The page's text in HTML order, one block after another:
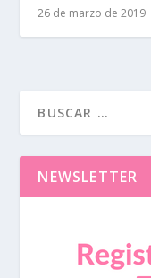
26 de marzo de 2019
NEWSLETTER